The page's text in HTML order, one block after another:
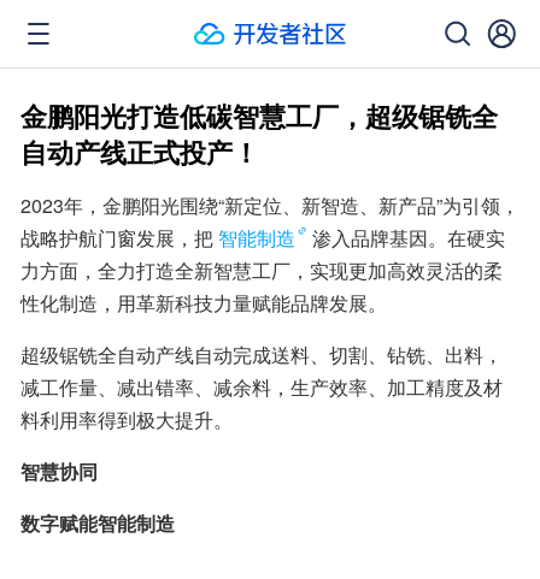
金鹏阳光打造低碳智慧工厂，超级锯铣全
自动产线正式投产！
2023年，金鹏阳光围绕“新定位、新智造、新产品”为引领，
战略护航门窗发展，把 智能制造
渗入品牌基因。在硬实
力方面，全力打造全新智慧工厂，实现更加高效灵活的柔
性化制造，用革新科技力量赋能品牌发展。
超级锯铣全自动产线自动完成送料、切割、钻铣、出料，
减工作量、减出错率、减余料，生产效率、加工精度及材
料利用率得到极大提升。
智慧协同
数字赋能智能制造